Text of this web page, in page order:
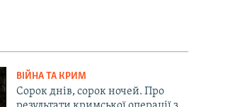
ВІЙНА ТА КРИМ
Сорок днів, сорок ночей. Про